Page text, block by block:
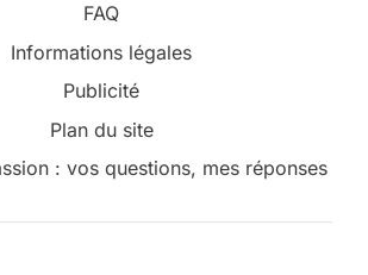
FAQ
Informations légales
Publicité
Plan du site
: vos questions, mes réponses